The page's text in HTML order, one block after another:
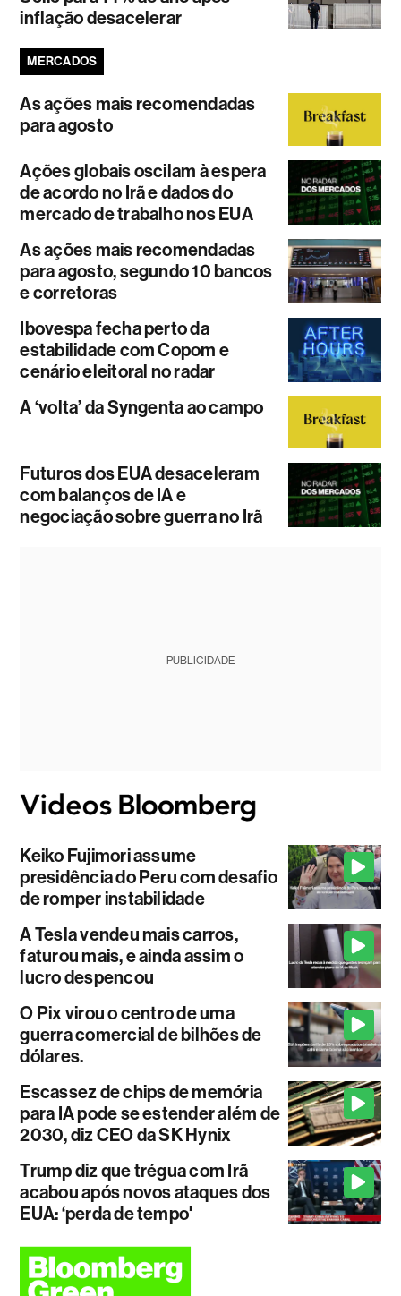
inflação desacelerar
MERCADOS
As ações mais recomendadas
para agosto
Ações globais oscilam à espera
de acordo no Irã e dados do
mercado de trabalho nos EUA
As ações mais recomendadas
para agosto, segundo 10 bancos
e corretoras
Ibovespa fecha perto da
estabilidade com Copom e
cenário eleitoral no radar
A ‘volta’ da Syngenta ao campo
Futuros dos EUA desaceleram
com balanços de IA e
negociação sobre guerra no Irã
PUBLICIDADE
Keiko Fujimori assume
presidência do Peru com desafio
de romper instabilidade
A Tesla vendeu mais carros,
faturou mais, e ainda assim o
lucro despencou
O Pix virou o centro de uma
guerra comercial de bilhões de
dólares.
Escassez de chips de memória
para IA pode se estender além de
2030, diz CEO da SK Hynix
Trump diz que trégua com Irã
acabou após novos ataques dos
EUA: ‘perda de tempo'